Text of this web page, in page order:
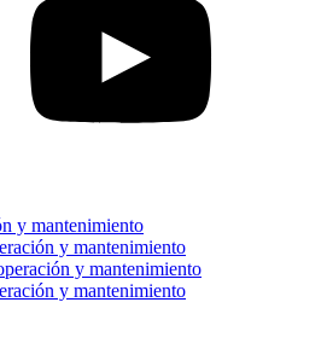
y mantenimiento
y mantenimiento
y mantenimiento
y mantenimiento